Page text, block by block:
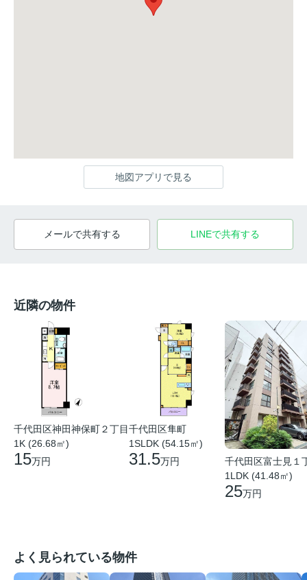
地図アプリで見る
メールで共有する LINEで共有する
近隣の物件
千代田区神田神保町２丁目
1K (26.68㎡)
15万円
千代田区隼町
1SLDK (54.15㎡)
31.5万円
千代田区富士見１
1LDK (41.48㎡)
25万円
よく見られている物件